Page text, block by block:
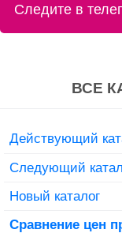
Следите в
ВСЕ
Действующий
Следующий
Новый каталог
Сравнение цен